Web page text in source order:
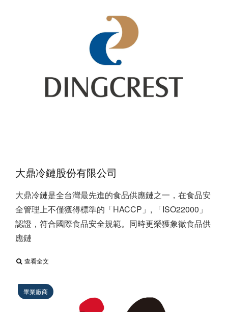
大鼎冷鏈股份有限公司
大鼎冷鏈是全台灣最先進的食品供應鏈之一，在食品安
全管理上不僅獲得標準的「HACCP」, 「ISO22000」
認證，符合國際食品安全規範。同時更榮獲象徵食品供
應鏈
查看全文
畢業廠商